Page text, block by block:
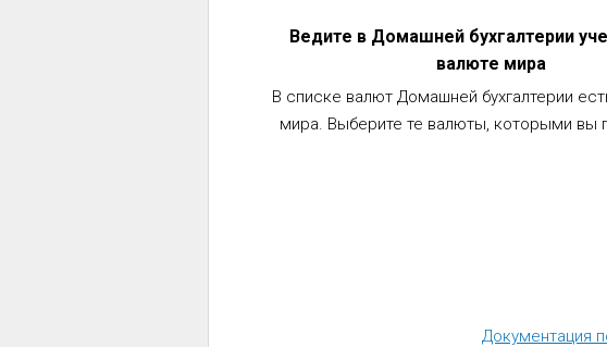
Ведите в Домашней бухгалтерии
валюте мира
В списке валют Домашней бухгалтерии
мира. Выберите те валюты, которыми вы
Документация